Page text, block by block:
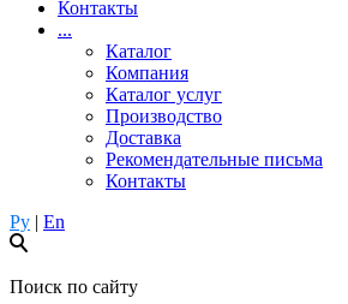
Контакты
...
Каталог
Компания
Каталог услуг
Производство
Доставка
Рекомендательные письма
Контакты
Ру | En
Поиск по сайту